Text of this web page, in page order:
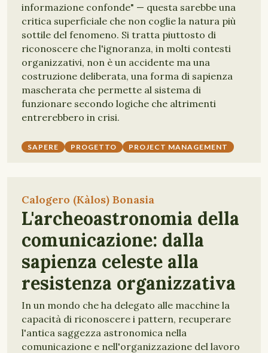
informazione confonde" — questa sarebbe una
critica superficiale che non coglie la natura più
sottile del fenomeno. Si tratta piuttosto di
riconoscere che l'ignoranza, in molti contesti
organizzativi, non è un accidente ma una
costruzione deliberata, una forma di sapienza
mascherata che permette al sistema di
funzionare secondo logiche che altrimenti
entrerebbero in crisi.
SAPERE PROGETTO PROJECT MANAGEMENT
Calogero (Kàlos) Bonasia
L'archeoastronomia della
comunicazione: dalla
sapienza celeste alla
resistenza organizzativa
In un mondo che ha delegato alle macchine la
capacità di riconoscere i pattern, recuperare
l'antica saggezza astronomica nella
comunicazione e nell'organizzazione del lavoro